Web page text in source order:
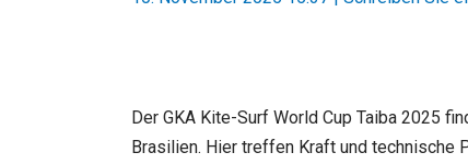
Der GKA Kite-Surf World Cup Taiba 2025
Brasilien. Hier treffen Kraft und technische